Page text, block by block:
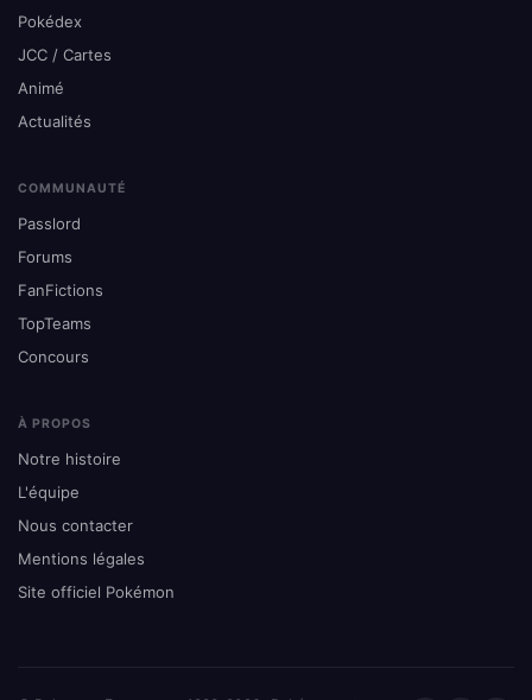
Pokédex
JCC / Cartes
Animé
Actualités
COMMUNAUTÉ
Passlord
Forums
FanFictions
TopTeams
Concours
À PROPOS
Notre histoire
L'équipe
Nous contacter
Mentions légales
Site officiel Pokémon